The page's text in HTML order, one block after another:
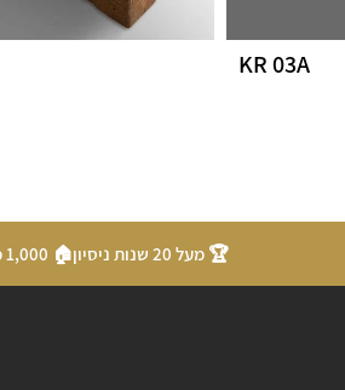
KR 03A
🏆 מעל 20 שנות ניסיון 🏠 1,000 מ"ר אולם תצוגה